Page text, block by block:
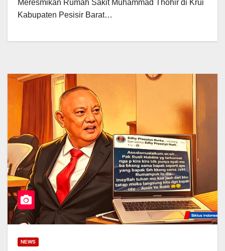
Meresmikan Rumah Sakit Muhammad Thohir di Krui
Kabupaten Pesisir Barat…
NEWS